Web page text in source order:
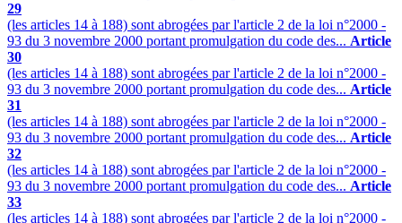
29
(les articles 14 à 188) sont abrogées par l'article 2 de la loi n°2000 -
93 du 3 novembre 2000 portant promulgation du code des... Article
30
(les articles 14 à 188) sont abrogées par l'article 2 de la loi n°2000 -
93 du 3 novembre 2000 portant promulgation du code des... Article
31
(les articles 14 à 188) sont abrogées par l'article 2 de la loi n°2000 -
93 du 3 novembre 2000 portant promulgation du code des... Article
32
(les articles 14 à 188) sont abrogées par l'article 2 de la loi n°2000 -
93 du 3 novembre 2000 portant promulgation du code des... Article
33
(les articles 14 à 188) sont abrogées par l'article 2 de la loi n°2000 -